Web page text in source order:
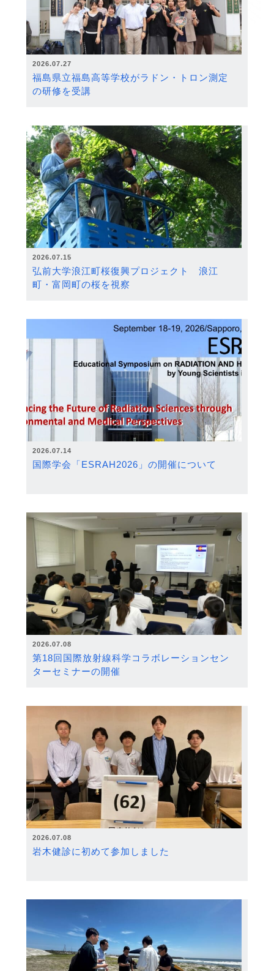
2026.07.27
福島県立福島高等学校がラドン・トロン測定
の研修を受講
2026.07.15
弘前大学浪江町桜復興プロジェクト 浪江
町・富岡町の桜を視察
2026.07.14
国際学会「ESRAH2026」の開催について
2026.07.08
第18回国際放射線科学コラボレーションセン
ターセミナーの開催
2026.07.08
岩木健診に初めて参加しました